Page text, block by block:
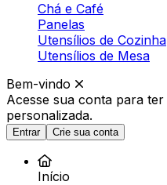
Chá e Café
Panelas
Utensílios de Cozinha
Utensílios de Mesa
Bem-vindo
Acesse sua conta para ter
personalizada.
Entrar Crie sua conta
Início